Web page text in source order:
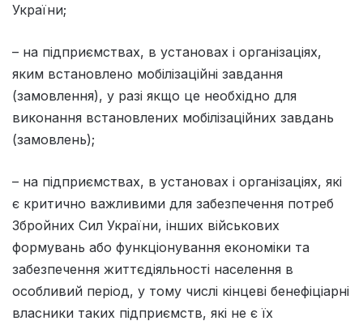
України;
– на підприємствах, в установах і організаціях,
яким встановлено мобілізаційні завдання
(замовлення), у разі якщо це необхідно для
виконання встановлених мобілізаційних завдань
(замовлень);
– на підприємствах, в установах і організаціях, які
є критично важливими для забезпечення потреб
Збройних Сил України, інших військових
формувань або функціонування економіки та
забезпечення життєдіяльності населення в
особливий період, у тому числі кінцеві бенефіціарні
власники таких підприємств, які не є їх